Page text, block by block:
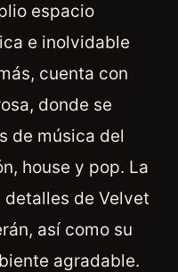
espacio
e inolvidable
cuenta con
donde se
de música del
house y pop. La
de Velvet
así como su
agradable.